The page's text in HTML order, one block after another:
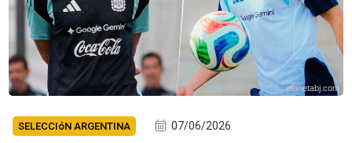
planetabj.com
SELECCIóN ARGENTINA 07/06/2026